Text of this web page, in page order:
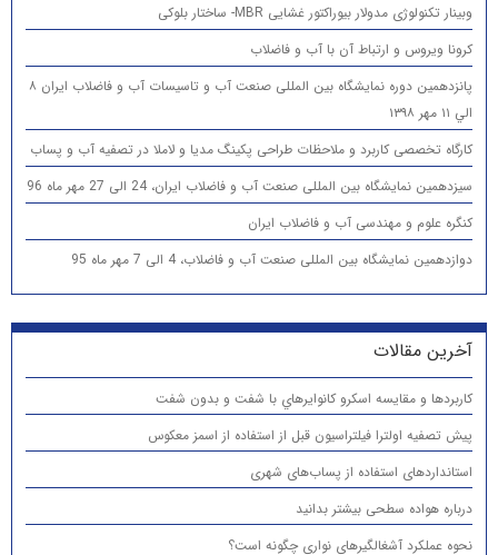
وبینار تکنولوژی مدولار بیوراکتور غشایی MBR- ساختار بلوکی
کرونا ویروس و ارتباط آن با آب و فاضلاب
پانزدهمين دوره نمایشگاه بین المللی صنعت آب و تاسیسات آب و فاضلاب ایران ۸
الي ۱۱ مهر ۱۳۹۸
کارگاه تخصصی کاربرد و ملاحظات طراحی پکینگ مدیا و لاملا در تصفیه آب و پساب
سیزدهمین نمایشگاه بین المللی صنعت آب و فاضلاب ایران، 24 الی 27 مهر ماه 96
کنگره علوم و مهندسی آب و فاضلاب ایران
دوازدهمین نمایشگاه بین المللی صنعت آب و فاضلاب، 4 الی 7 مهر ماه 95
آخرین مقالات
كاربردها و مقایسه اسكرو كانوايرهاي با شفت و بدون شفت
پیش تصفیه اولترا فیلتراسیون قبل از استفاده از اسمز معکوس
استانداردهای استفاده از پساب‌های شهری
درباره هواده سطحی بیشتر بدانید
نحوه عملکرد آشغالگیرهای نواری چگونه است؟